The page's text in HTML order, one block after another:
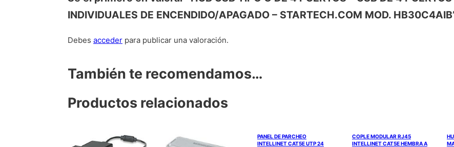
INDIVIDUALES DE ENCENDIDO/APAGADO – STARTECH.COM MOD.
Debes acceder para publicar una valoración.
También te recomendamos…
Productos relacionados
PANEL DE PARCHEO
INTELLINET CAT5E UTP 24
COPLE MODULAR RJ45
INTELLINET CAT5E HEMBRA A